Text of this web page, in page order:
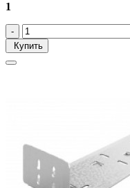
1
Купить